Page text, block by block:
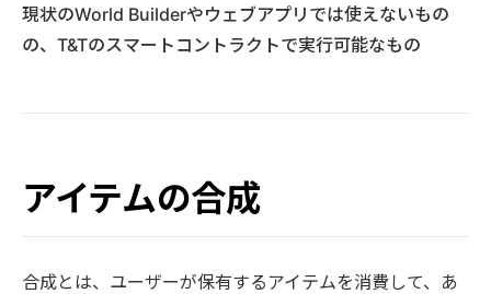
現状のWorld Builderやウェブアプリでは使えないもの
の、T&Tのスマートコントラクトで実行可能なもの
アイテムの合成
合成とは、ユーザーが保有するアイテムを消費して、あ